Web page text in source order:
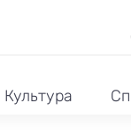
Культура